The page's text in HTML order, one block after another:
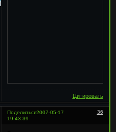
Цитировать
Поделиться 36
2007-05-17
19:43:39